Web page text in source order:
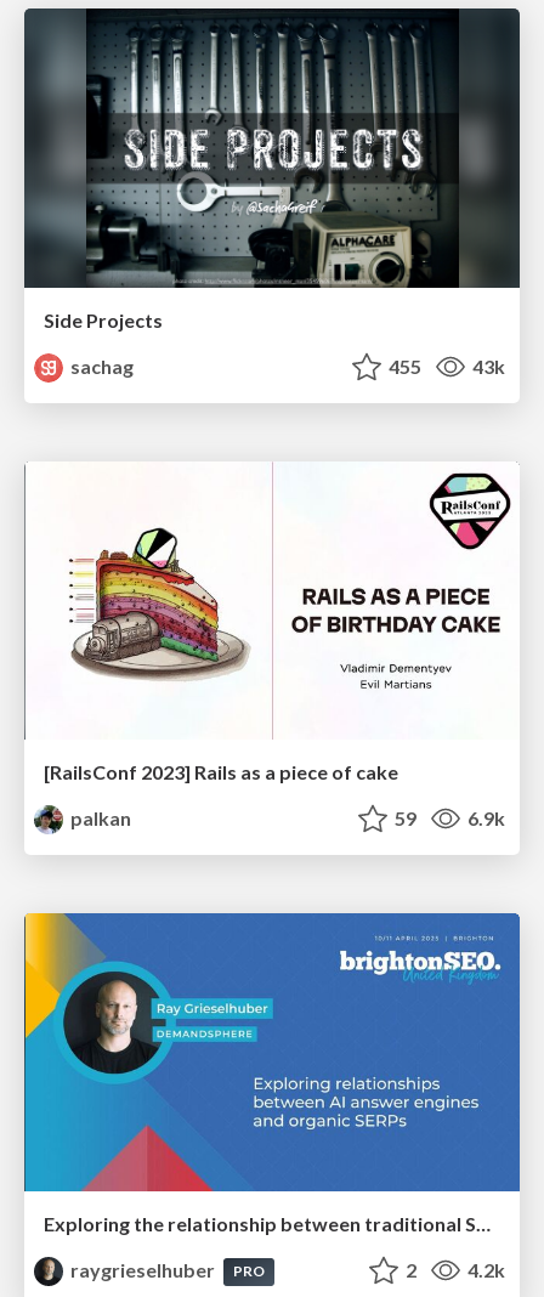
Side Projects
sachag
455 43k
[RailsConf 2023] Rails as a piece of cake
palkan
59 6.9k
Exploring the relationship between traditional SERPs and Gen AI search
raygrieselhuber
PRO 2 4.2k